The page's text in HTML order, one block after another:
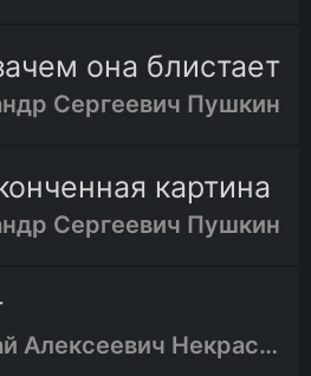
она блистает
Сергеевич Пушкин
картина
Сергеевич Пушкин
Николай Алексеевич Некрасов